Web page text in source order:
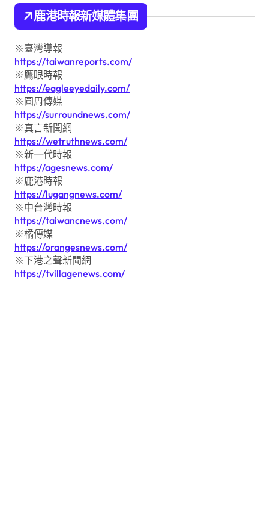
鹿港時報新媒體集團
※臺灣導報
https://taiwanreports.com/
※鷹眼時報
https://eagleeyedaily.com/
※圓周傳媒
https://surroundnews.com/
※真言新聞網
https://wetruthnews.com/
※新一代時報
https://agesnews.com/
※鹿港時報
https://lugangnews.com/
※中台灣時報
https://taiwancnews.com/
※橘傳媒
https://orangesnews.com/
※下港之聲新聞網
https://tvillagenews.com/